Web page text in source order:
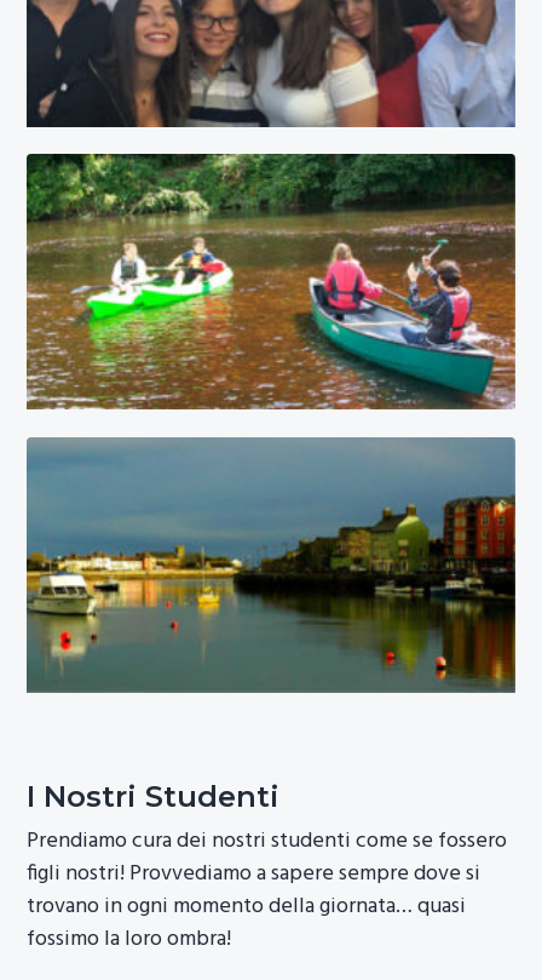
I Nostri Studenti
Prendiamo cura dei nostri studenti come se fossero
figli nostri! Provvediamo a sapere sempre dove si
trovano in ogni momento della giornata… quasi
fossimo la loro ombra!